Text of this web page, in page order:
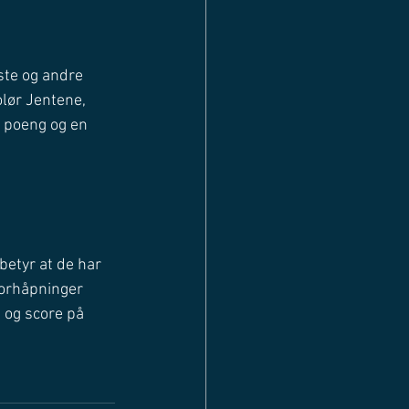
og andre
Jentene,
og en
at de har
score på